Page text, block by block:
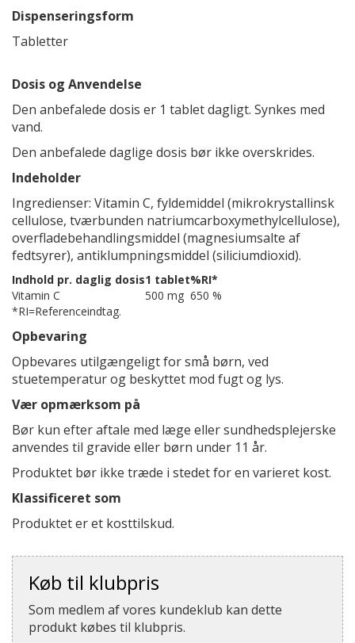
Dispenseringsform
Tabletter
Dosis og Anvendelse
Den anbefalede dosis er 1 tablet dagligt. Synkes med
vand.
Den anbefalede daglige dosis bør ikke overskrides.
Indeholder
Ingredienser: Vitamin C, fyldemiddel (mikrokrystallinsk
cellulose, tværbunden natriumcarboxymethylcellulose),
overfladebehandlingsmiddel (magnesiumsalte af
fedtsyrer), antiklumpningsmiddel (siliciumdioxid).
Indhold pr. daglig dosis1 tablet%RI*
Vitamin C
500 mg 650 %
*RI=Referenceindtag.
Opbevaring
Opbevares utilgængeligt for små børn, ved
stuetemperatur og beskyttet mod fugt og lys.
Vær opmærksom på
Bør kun efter aftale med læge eller sundhedsplejerske
anvendes til gravide eller børn under 11 år.
Produktet bør ikke træde i stedet for en varieret kost.
Klassificeret som
Produktet er et kosttilskud.
Køb til klubpris
Som medlem af vores kundeklub kan dette
produkt købes til klubpris.